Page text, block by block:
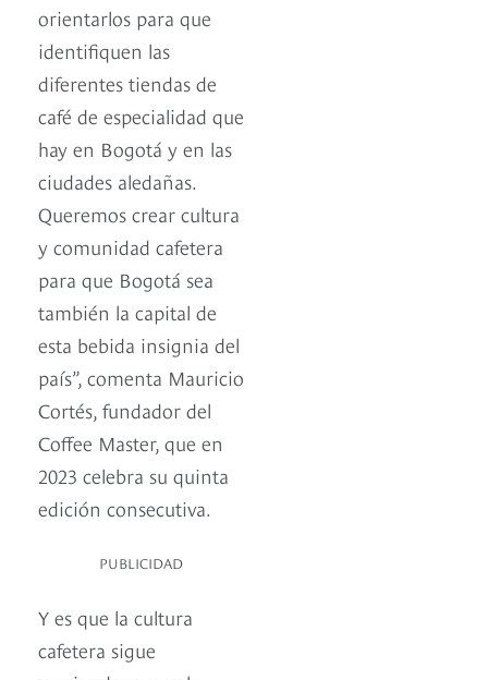
orientarlos para que
identifiquen las
diferentes tiendas de
café de especialidad que
hay en Bogotá y en las
ciudades aledañas.
Queremos crear cultura
y comunidad cafetera
para que Bogotá sea
también la capital de
esta bebida insignia del
país”, comenta Mauricio
Cortés, fundador del
Coffee Master, que en
2023 celebra su quinta
edición consecutiva.
PUBLICIDAD
Y es que la cultura
cafetera sigue